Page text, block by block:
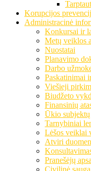
Korupcijos
Administracinė
Konkursai ir
Metų veiklos
Nuostatai
Planavimo
Darbo
Paskatinimai
Viešieji
Biudžeto
Finansinių
Ūkio
Tarnybiniai
Lėšos veiklai
Atviri
Pranešėjų
Civilinė sauga